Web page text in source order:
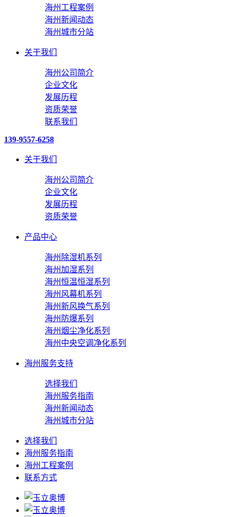
海州工程案例
海州新闻动态
海州城市分站
关于我们
海州公司简介
企业文化
发展历程
资质荣誉
联系我们
139-9557-6258
关于我们
海州公司简介
企业文化
发展历程
资质荣誉
产品中心
海州除湿机系列
海州加湿系列
海州恒温恒湿系列
海州风幕机系列
海州新风换气系列
海州防爆系列
海州烟尘净化系列
海州中央空调净化系列
海州服务支持
选择我们
海州服务指南
海州新闻动态
海州城市分站
选择我们
海州服务指南
海州工程案例
联系方式